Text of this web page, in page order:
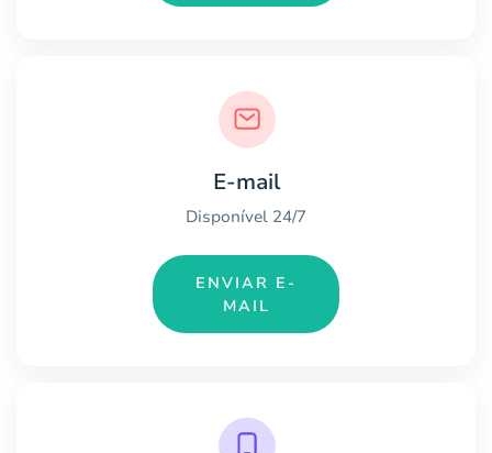
E-mail
Disponível 24/7
ENVIAR E-
MAIL